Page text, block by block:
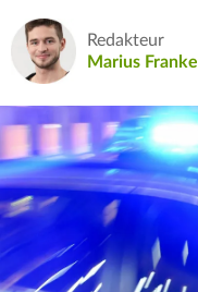
Redakteur
Marius Franke